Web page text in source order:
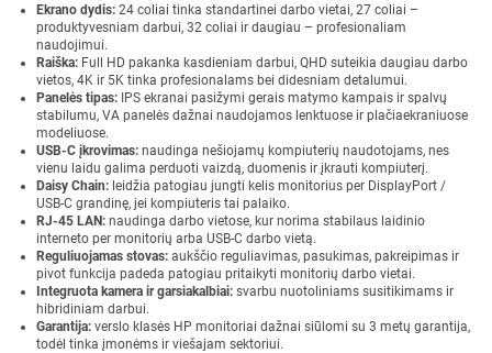
Ekrano dydis: 24 coliai tinka standartinei darbo vietai, 27 coliai –
produktyvesniam darbui, 32 coliai ir daugiau – profesionaliam
naudojimui.
Raiška: Full HD pakanka kasdieniam darbui, QHD suteikia daugiau darbo
vietos, 4K ir 5K tinka profesionalams bei didesniam detalumui.
Panelės tipas: IPS ekranai pasižymi gerais matymo kampais ir spalvų
stabilumu, VA panelės dažnai naudojamos lenktuose ir plačiaekraniuose
modeliuose.
USB-C įkrovimas: naudinga nešiojamų kompiuterių naudotojams, nes
vienu laidu galima perduoti vaizdą, duomenis ir įkrauti kompiuterį.
Daisy Chain: leidžia patogiau jungti kelis monitorius per DisplayPort /
USB-C grandinę, jei kompiuteris tai palaiko.
RJ-45 LAN: naudinga darbo vietose, kur norima stabilaus laidinio
interneto per monitorių arba USB-C darbo vietą.
Reguliuojamas stovas: aukščio reguliavimas, pasukimas, pakreipimas ir
pivot funkcija padeda patogiau pritaikyti monitorių darbo vietai.
Integruota kamera ir garsiakalbiai: svarbu nuotoliniams susitikimams ir
hibridiniam darbui.
Garantija: verslo klasės HP monitoriai dažnai siūlomi su 3 metų garantija,
todėl tinka įmonėms ir viešajam sektoriui.